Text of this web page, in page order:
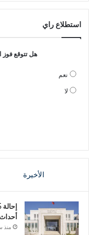
استطلاع راي
هل تتوقع فوز
نعم
لا
الأخيرة
منذ